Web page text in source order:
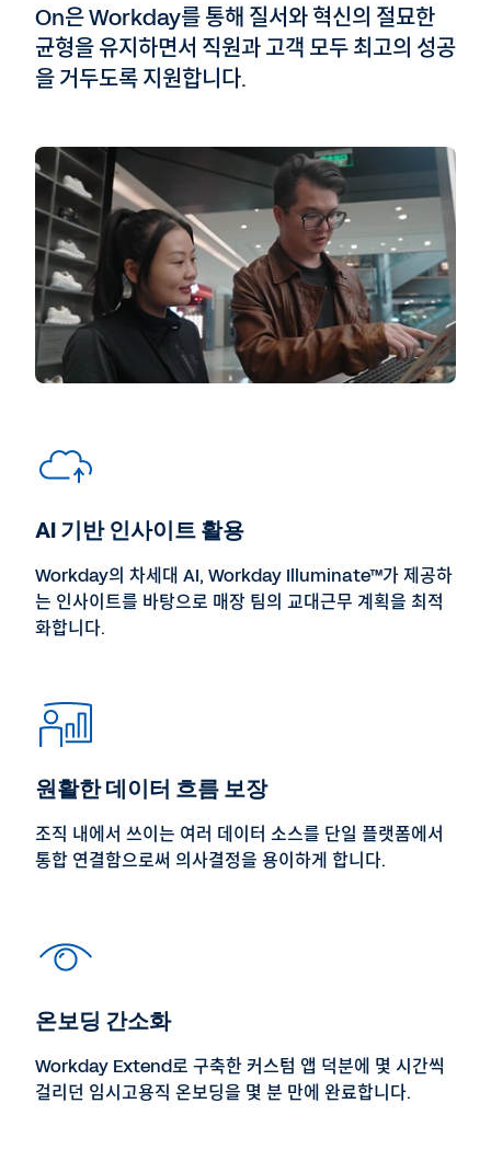
On은 Workday를 통해 질서와 혁신의 절묘한
균형을 유지하면서 직원과 고객 모두 최고의 성공
을 거두도록 지원합니다.
AI 기반 인사이트 활용
Workday의 차세대 AI, Workday Illuminate™가 제공하
는 인사이트를 바탕으로 매장 팀의 교대근무 계획을 최적
화합니다.
원활한 데이터 흐름 보장
조직 내에서 쓰이는 여러 데이터 소스를 단일 플랫폼에서
통합 연결함으로써 의사결정을 용이하게 합니다.
온보딩 간소화
Workday Extend로 구축한 커스텀 앱 덕분에 몇 시간씩
걸리던 임시고용직 온보딩을 몇 분 만에 완료합니다.